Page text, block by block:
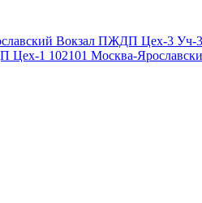
Вокзал ПЖДП Цех-3 Уч-
Цех-1 102101 Москва-